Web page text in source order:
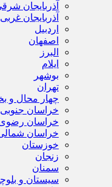
آذربایجان
آذربایجان غربی
اردبیل
اصفهان
البرز
ایلام
بوشهر
تهران
چهار محال و
خراسان جنوبی
خراسان
خراسان
خوزستان
زنجان
سمنان
سیستان و